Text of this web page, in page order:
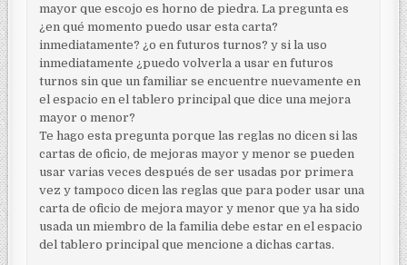
mayor que escojo es horno de piedra. La pregunta es
¿en qué momento puedo usar esta carta?
inmediatamente? ¿o en futuros turnos? y si la uso
inmediatamente ¿puedo volverla a usar en futuros
turnos sin que un familiar se encuentre nuevamente en
el espacio en el tablero principal que dice una mejora
mayor o menor?
Te hago esta pregunta porque las reglas no dicen si las
cartas de oficio, de mejoras mayor y menor se pueden
usar varias veces después de ser usadas por primera
vez y tampoco dicen las reglas que para poder usar una
carta de oficio de mejora mayor y menor que ya ha sido
usada un miembro de la familia debe estar en el espacio
del tablero principal que mencione a dichas cartas.